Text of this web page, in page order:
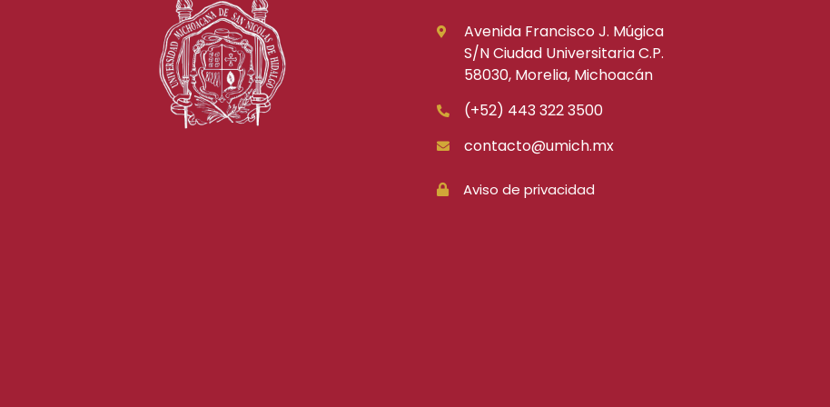
Avenida Francisco J. Múgica
S/N Ciudad Universitaria C.P.
58030, Morelia, Michoacán
(+52) 443 322 3500
contacto@umich.mx
Aviso de privacidad